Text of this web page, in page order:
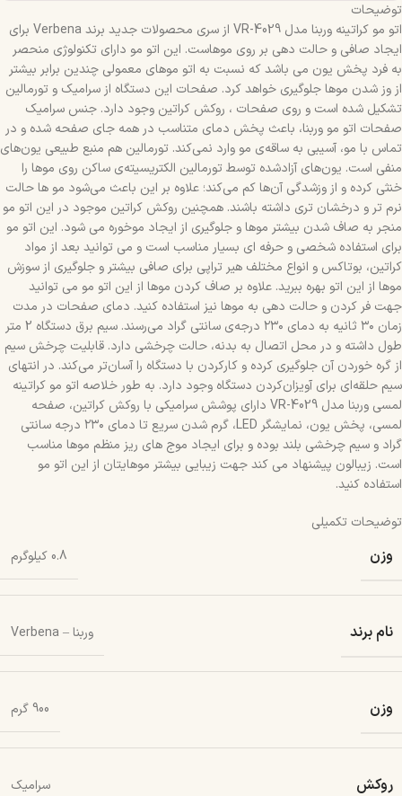
توضیحات
اتو مو کراتینه وربنا مدل VR-4029 از سری محصولات جدید برند Verbena برای
ایجاد صافی و حالت دهی بر روی موهاست. این اتو مو دارای تکنولوژی منحصر
به فرد پخش یون می باشد که نسبت به اتو موهای معمولی چندین برابر بیشتر
از وز شدن موها جلوگیری خواهد کرد. صفحات این دستگاه از سرامیک و تورمالین
تشکیل شده است و روی صفحات ، روکش کراتین وجود دارد. جنس سرامیک
صفحات اتو مو وربنا، باعث پخش دمای متناسب در همه جای صفحه شده و در
تماس با مو، آسیبی به ساقه‌ی مو وارد نمی‌کند. تورمالین هم منبع طبیعی یون‌های
منفی است. یون‌های آزادشده توسط تورمالین الکتریسیته‌ی ساکن روی موها را
خنثی کرده و از وزشدگی آن‌ها کم می‌کند؛ علاوه ‌بر این باعث می‌شود مو ها حالت
نرم ‌تر و درخشان‌ تری داشته باشند. همچنین روکش کراتین موجود در این اتو مو
منجر به صاف شدن بیشتر موها و جلوگیری از ایجاد موخوره می شود. این اتو مو
برای استفاده شخصی و حرفه ای بسیار مناسب است و می توانید بعد از مواد
کراتین، بوتاکس و انواع مختلف هیر تراپی برای صافی بیشتر و جلوگیری از سوزش
موها از این اتو بهره ببرید. علاوه بر صاف کردن موها از این اتو مو می توانید
جهت فر کردن و حالت دهی به موها نیز استفاده کنید. دمای صفحات در مدت‌
زمان ۳۰ ثانیه به دمای ۲۳۰ درجه‌ی سانتی ‌گراد می‌رسند. سیم برق دستگاه 2 متر
طول داشته و در محل اتصال به بدنه، حالت چرخشی دارد. قابلیت چرخش سیم
از گره‌ خوردن آن جلوگیری کرده و کارکردن با دستگاه را آسان‌تر می‌کند. در انتهای
سیم حلقه‌ای برای آویزان‌کردن دستگاه وجود دارد. به طور خلاصه اتو مو کراتینه
لمسی وربنا مدل VR-4029 دارای پوشش سرامیکی با روکش کراتین، صفحه
لمسی، پخش یون، نمایشگر LED، گرم شدن سریع تا دمای ۲۳۰ درجه سانتی
گراد و سیم چرخشی بلند بوده و برای ایجاد موج های ریز منظم موها مناسب
است. زیبالون پیشنهاد می کند جهت زیبایی بیشتر موهایتان از این اتو مو
استفاده کنید.
توضیحات تکمیلی
وزن 0.8 کیلوگرم
نام برند وربنا – Verbena
وزن 900 گرم
روکش سرامیک